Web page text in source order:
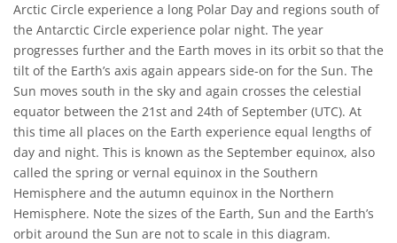
Arctic Circle experience a long Polar Day and regions south of
the Antarctic Circle experience polar night. The year
progresses further and the Earth moves in its orbit so that the
tilt of the Earth’s axis again appears side-on for the Sun. The
Sun moves south in the sky and again crosses the celestial
equator between the 21st and 24th of September (UTC). At
this time all places on the Earth experience equal lengths of
day and night. This is known as the September equinox, also
called the spring or vernal equinox in the Southern
Hemisphere and the autumn equinox in the Northern
Hemisphere. Note the sizes of the Earth, Sun and the Earth’s
orbit around the Sun are not to scale in this diagram.